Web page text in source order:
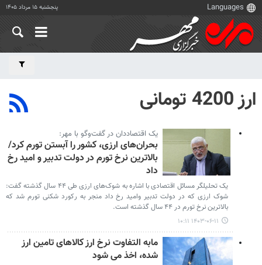
پنجشنبه ۱۵ مرداد ۱۴۰۵
ارز 4200 تومانی
یک اقتصاددان در گفت‌وگو با مهر:
بحران‌های ارزی، کشور را آبستن تورم کرد/
بالاترین نرخ تورم در دولت تدبیر و امید رخ
داد
یک تحلیلگر مسائل اقتصادی با اشاره به شوک‌های ارزی طی ۴۴ سال گذشته گفت:
شوک ارزی که در دولت تدبیر وامید رخ داد منجر به رکورد شکنی تورم شد که
بالاترین نرخ تورم در ۴۴ سال گذشته است.
۱۴۰۳-۰۶-۱۱ ۱۰:۱۱
مابه التفاوت نرخ ارز کالاهای تامین ارز
شده، اخذ می شود